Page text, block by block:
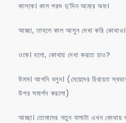
কালকে। কাল পরশু দু’দিন আমার অফ।
আচ্ছা, তাহলে কাল আসুন দেখা করি কোথাও।
ওকে। বলো, কোথায় দেখা করতে চাও?
উমম। আপনি বলুন। (মেয়েদের চিরায়ত
উপর সমার্পন করলো)
আচ্ছা। তোমাদের নতুন বাসাটা এখন